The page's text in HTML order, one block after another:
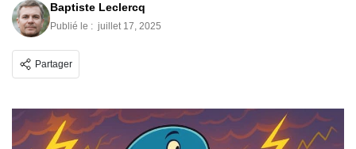
Baptiste Leclercq
Publié le : juillet 17, 2025
Partager